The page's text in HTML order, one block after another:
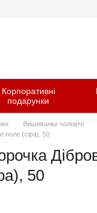
Корпоративні
подарунки
Вишиванки чоловічі
поле (сіра), 50
50